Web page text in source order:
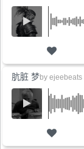
肮脏 梦by ejeebeats